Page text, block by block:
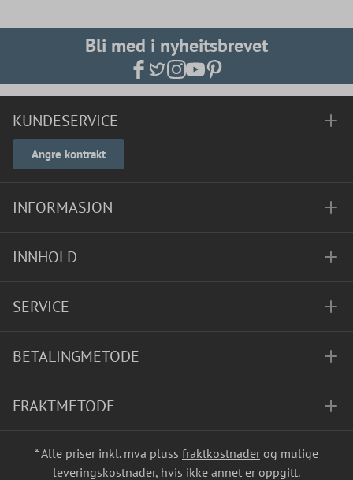
Bli med i nyheitsbrevet
KUNDESERVICE
Angre kontrakt
INFORMASJON
INNHOLD
SERVICE
BETALINGMETODE
FRAKTMETODE
* Alle priser inkl. mva pluss fraktkostnader og mulige
leveringskostnader, hvis ikke annet er oppgitt.